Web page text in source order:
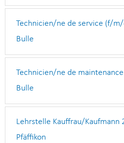
Technicien/ne de service (f/m/
Bulle
Technicien/ne de
Bulle
Lehrstelle Kauffrau/Kaufmann
Pfäffikon